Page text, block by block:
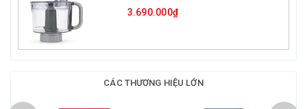
3.690.000₫
CÁC THƯƠNG HIỆU LỚN